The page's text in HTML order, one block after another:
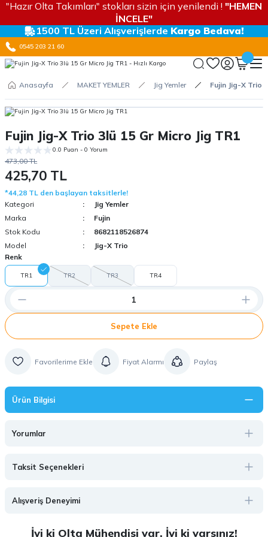
"Hazır Olta Takımları" stokları sizin için yenilendi ! "HEMEN
İNCELE"
1500 TL Üzeri Alışverişlerde Kargo Bedava!
0545 203 21 60
Anasayfa MAKET YEMLER Jig Yemler Fujin Jig-X Trio
Fujin Jig-X Trio 3lü 15 Gr Micro Jig TR1
0.0 Puan - 0 Yorum
473,00 TL
425,70 TL
*44,28 TL den başlayan taksitlerle!
Kategori
Jig Yemler
Marka
Fujin
Stok Kodu
8682118526874
Model
Jig-X Trio
Renk
TR1 TR2 TR3 TR4
Sepete Ekle
Fiyat Alarmı Paylaş
Ürün Bilgisi
Yorumlar
Taksit Seçenekleri
Alışveriş Deneyimi
İyi ki Olta Mühendisi var, İyi ki varsınız!